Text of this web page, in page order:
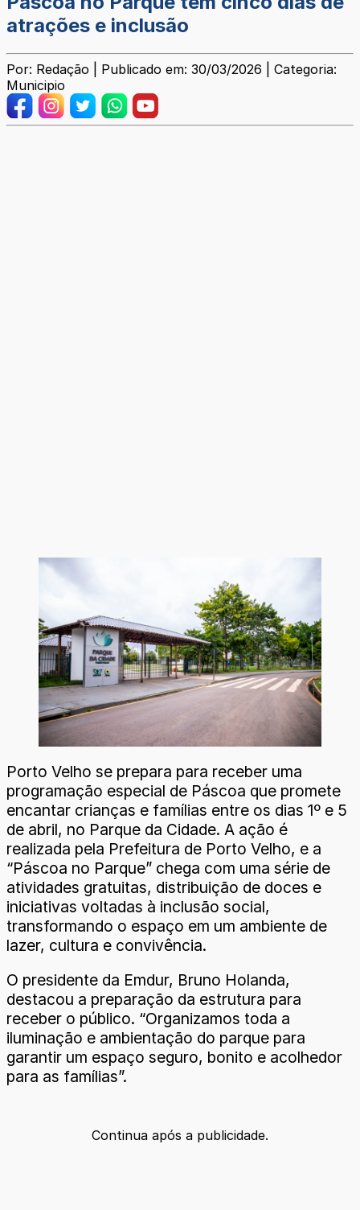
atrações e inclusão
Por: Redação | Publicado em: 30/03/2026 | Categoria:
Municipio
Porto Velho se prepara para receber uma
programação especial de Páscoa que promete
encantar crianças e famílias entre os dias 1º e 5
de abril, no Parque da Cidade. A ação é
realizada pela Prefeitura de Porto Velho, e a
“Páscoa no Parque” chega com uma série de
atividades gratuitas, distribuição de doces e
iniciativas voltadas à inclusão social,
transformando o espaço em um ambiente de
lazer, cultura e convivência.
O presidente da Emdur, Bruno Holanda,
destacou a preparação da estrutura para
receber o público. “Organizamos toda a
iluminação e ambientação do parque para
garantir um espaço seguro, bonito e acolhedor
para as famílias”.
Continua após a publicidade.